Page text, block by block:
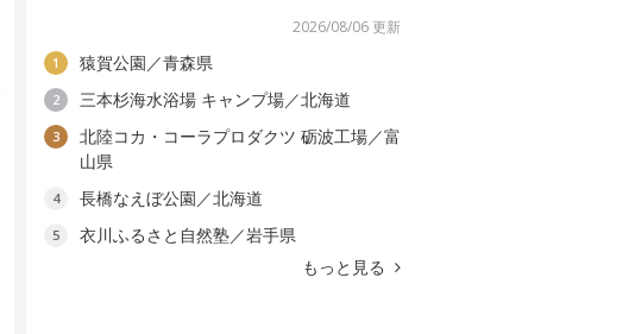
2026/08/06 更新
1 猿賀公園／青森県
2 三本杉海水浴場 キャンプ場／北海道
3
北陸コカ・コーラプロダクツ 砺波工場／富
山県
4 長橋なえぼ公園／北海道
5
衣川ふるさと自然塾／岩手県
もっと見る